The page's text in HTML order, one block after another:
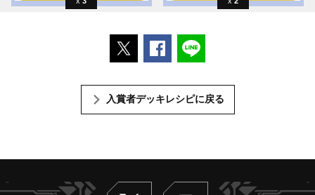
ポストするFacebookでシェアする
入賞者デッキレシピに戻る
Twitter ヴァンガードch